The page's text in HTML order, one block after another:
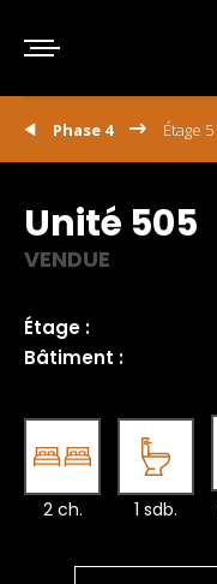
Phase 4 Étage 5
Unité 505
VENDUE
Étage :
Bâtiment :
2 ch. 1 sdb.